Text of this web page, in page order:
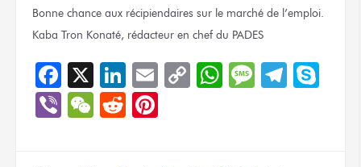
Bonne chance aux récipiendaires sur le marché de l’emploi.
Kaba Tron Konaté, rédacteur en chef du PADES
Facebook
X LinkedIn
EmailCopyWhatsApp
Message
ViberWeChat
Reddit